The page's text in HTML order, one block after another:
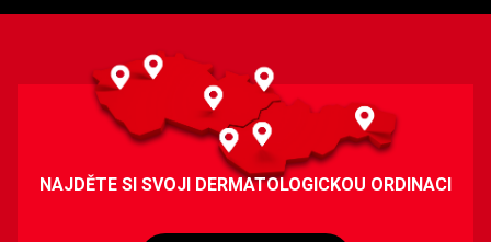
NAJDĚTE SI SVOJI DERMATOLOGICKOU ORDINACI